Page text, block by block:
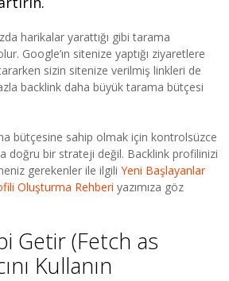
harikalar yarattığı gibi tarama
Google’ın sitenize yaptığı ziyaretlere
sizin sitenize verilmiş linkleri de
backlink daha büyük tarama bütçesi
bütçesine sahip olmak için kontrolsüzce
doğru bir strateji değil. Backlink profilinizi
gerekenler ile ilgiliYeni Başlayanlar
Oluşturma Rehberi yazımıza göz
Getir (Fetch as
Kullanın